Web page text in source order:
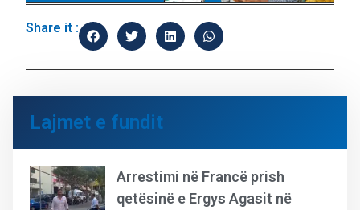
Share it :
Lajmet e fundit
Arrestimi në Francë prish
qetësinë e Ergys Agasit në